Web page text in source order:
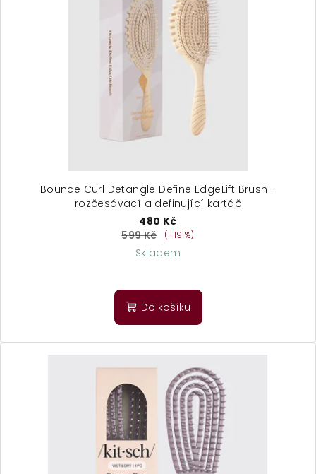
Bounce Curl Detangle Define EdgeLift Brush -
rozčesávací a definující kartáč
480 Kč
599 Kč
(–19 %)
Skladem
Do košíku